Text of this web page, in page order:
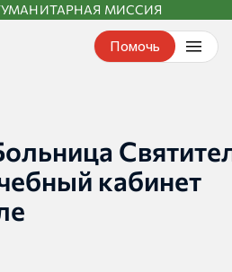
МИССИЯ
Помочь
кабинет